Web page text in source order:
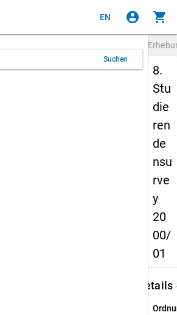
EN account_circle shopping_cart
Suchen
8.
Stu
die
ren
de
nsu
rve
y
20
00/
01
Details